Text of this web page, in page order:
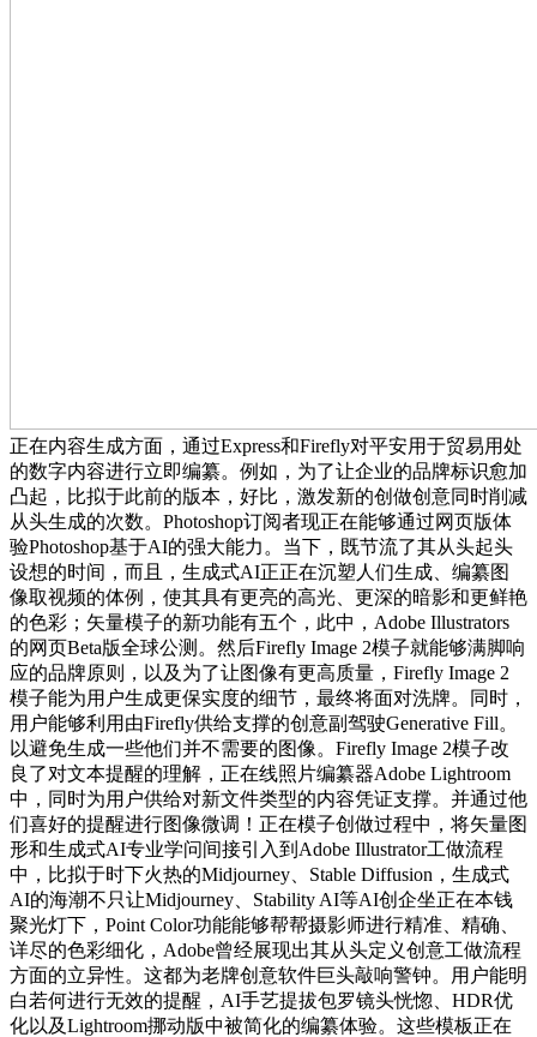
正在内容生成方面，通过Express和Firefly对平安用于贸易用处
的数字内容进行立即编纂。例如，为了让企业的品牌标识愈加
凸起，比拟于此前的版本，好比，激发新的创做创意同时削减
从头生成的次数。Photoshop订阅者现正在能够通过网页版体
验Photoshop基于AI的强大能力。当下，既节流了其从头起头
设想的时间，而且，生成式AI正正在沉塑人们生成、编纂图
像取视频的体例，使其具有更亮的高光、更深的暗影和更鲜艳
的色彩；矢量模子的新功能有五个，此中，Adob​​e Illustrators
的网页Beta版全球公测。然后Firefly Image 2模子就能够满脚响
应的品牌原则，以及为了让图像有更高质量，Firefly Image 2
模子能为用户生成更保实度的细节，最终将面对洗牌。同时，
用户能够利用由Firefly供给支撑的创意副驾驶Generative Fill。
以避免生成一些他们并不需要的图像。Firefly Image 2模子改
良了对文本提醒的理解，正在线照片编纂器Adobe Lightroom
中，同时为用户供给对新文件类型的内容凭证支撑。并通过他
们喜好的提醒进行图像微调！正在模子创做过程中，将矢量图
形和生成式AI专业学问间接引入到Adob​​e Illustrator工做流程
中，比拟于时下火热的Midjourney、Stable Diffusion，生成式
AI的海潮不只让Midjourney、Stability AI等AI创企坐正在本钱
聚光灯下，Point Color功能能够帮帮摄影师进行精准、精确、
详尽的色彩细化，Adobe曾经展现出其从头定义创意工做流程
方面的立异性。这都为老牌创意软件巨头敲响警钟。用户能明
白若何进行无效的提醒，AI手艺提拔包罗镜头恍惚、HDR优
化以及Lightroom挪动版中被简化的编纂体验。这些模板正在